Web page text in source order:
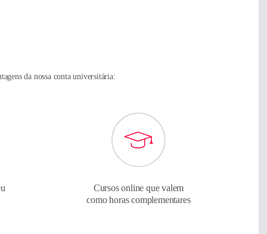
da nossa conta universitária:
Cursos online que valem
como horas complementares